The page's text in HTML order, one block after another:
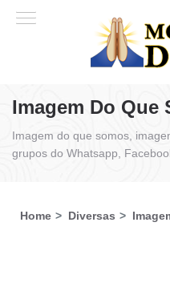
Imagem Do Que
Imagem do que somos,
grupos do Whatsapp,
Home Diversas